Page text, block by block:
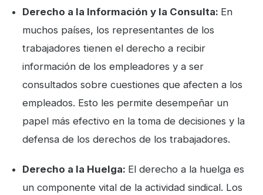
Derecho a la Información y la Consulta: En
muchos países, los representantes de los
trabajadores tienen el derecho a recibir
información de los empleadores y a ser
consultados sobre cuestiones que afecten a los
empleados. Esto les permite desempeñar un
papel más efectivo en la toma de decisiones y la
defensa de los derechos de los trabajadores.
Derecho a la Huelga: El derecho a la huelga es
un componente vital de la actividad sindical. Los